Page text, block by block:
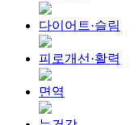
다이어트·슬림
피로개선·활력
면역